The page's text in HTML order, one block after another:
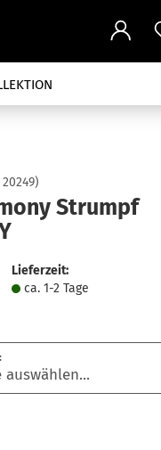
20249)
Strumpf
Lieferzeit:
ca. 1-2 Tage